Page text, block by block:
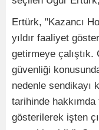
Ertürk, "Kazancı
yıldır faaliyet
getirmeye çalıştık.
güvenliği
nedenle sendikayı
tarihinde
gösterilerek işten